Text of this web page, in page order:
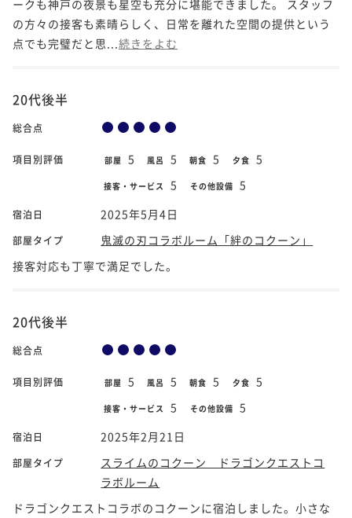
ークも神戸の夜景も星空も充分に堪能できました。 スタッフ
の方々の接客も素晴らしく、日常を離れた空間の提供という
点でも完璧だと思... 続きをよむ
20代後半
総合点
項目別評価 部屋 5 風呂 5 朝食 5 夕食 5
接客・サービス 5 その他設備 5
宿泊日 2025年5月4日
部屋タイプ
鬼滅の刃コラボルーム「絆のコクーン」
接客対応も丁寧で満足でした。
20代後半
総合点
項目別評価 部屋 5 風呂 5 朝食 5 夕食 5
接客・サービス 5 その他設備 5
宿泊日 2025年2月21日
部屋タイプ
スライムのコクーン ドラゴンクエストコ
ラボルーム
ドラゴンクエストコラボのコクーンに宿泊しました。小さな